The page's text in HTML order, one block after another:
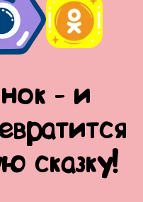
- и
сказку!